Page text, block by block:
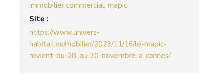
immobilier commercial, mapic
Site :
https://www.univers-
habitat.eu/mobilier/2023/11/16/le-mapic-
revient-du-28-au-30-novembre-a-cannes/